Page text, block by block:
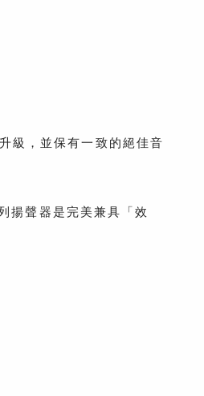
級，並保有一致的絕佳音
揚聲器是完美兼具「效